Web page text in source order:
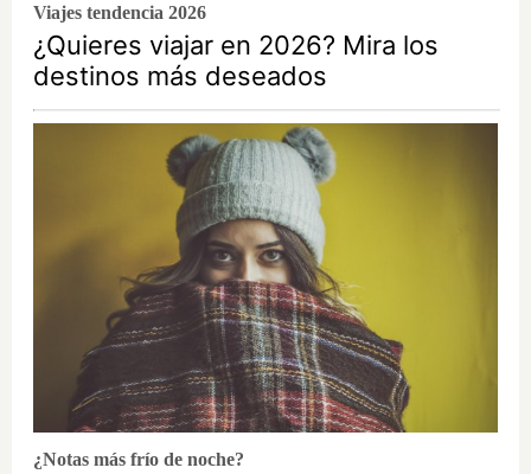
Viajes tendencia 2026
¿Quieres viajar en 2026? Mira los
destinos más deseados
¿Notas más frío de noche?